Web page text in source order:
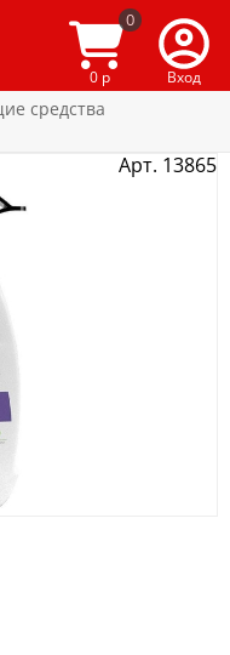
0
0 р Вход
средства
Арт. 13865